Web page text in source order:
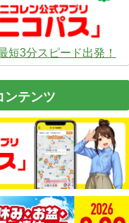
短3分スピード出発！
ンテンツ